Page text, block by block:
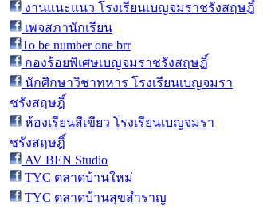
งานแนะแนว โรงเรียนเบญจมราชรังสฤษฎิ์
เพจสภานักเรียน
To be number one brr
กองร้อยพิเศษเบญจมราชรังสฤษฏิ์
นักศึกษาวิชาทหาร โรงเรียนเบญจมรา
ชรังสฤษฎิ์
ห้องเรียนสีเขียว โรงเรียนเบญจมรา
ชรังสฤษฎิ์
AV BEN Studio
TYC ตลาดบ้านใหม่
TYC ตลาดบ้านสุขสำราญ